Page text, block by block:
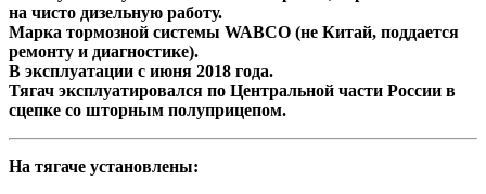
на чисто дизельную работу.
Марка тормозной системы WABCO (не Китай, поддается
ремонту и диагностике).
В эксплуатации с июня 2018 года.
Тягач эксплуатировался по Центральной части России в
сцепке со шторным полуприцепом.
На тягаче установлены: